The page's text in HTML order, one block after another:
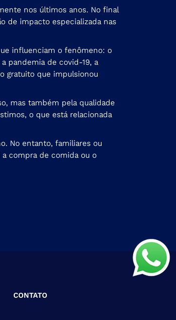
nos últimos anos. No final
de impacto especializada nas
influenciam o fenômeno: o
pandemia de covid-19, a
gratuito que impulsionou
mas também pela qualidade
o que está relacionada
No entanto, familiares ou
compra de comida ou o
CONTATO